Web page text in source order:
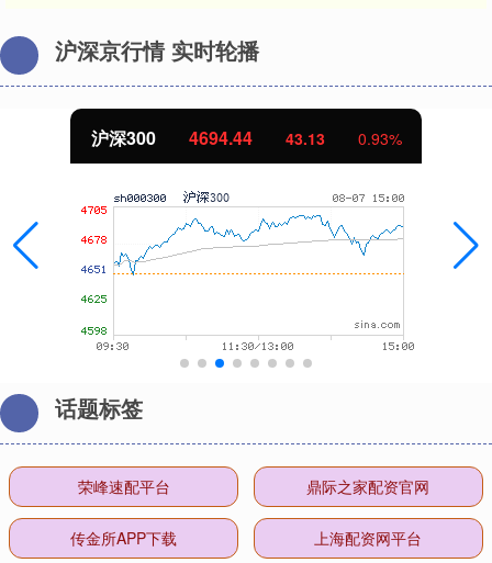
沪深京行情 实时轮播
沪深300 4694.44 43.13 0.93%
话题标签
荣峰速配平台 鼎际之家配资官网
传金所APP下载 上海配资网平台